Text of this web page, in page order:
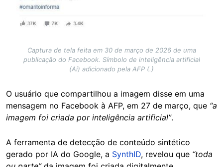
Captura de tela feita em 30 de março de 2026 de uma
publicação do Facebook. Símbolo de inteligência artificial
(Ai) adicionado pela AFP (.)
O usuário que compartilhou a imagem disse em uma
mensagem no Facebook à AFP, em 27 de março, que “a
imagem foi criada por inteligência artificial”.
A ferramenta de detecção de conteúdo sintético
gerado por IA do Google, a SynthID, revelou que “toda